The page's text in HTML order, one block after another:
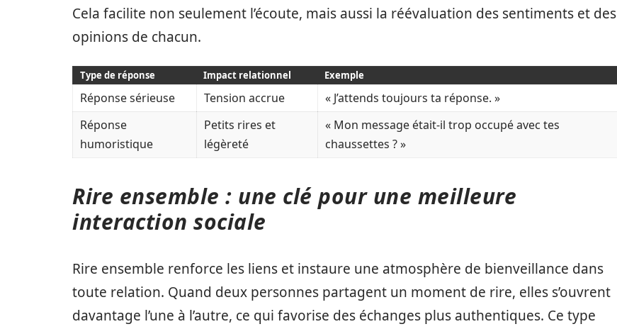
Cela facilite non seulement l’écoute, mais aussi la réévaluation des sentiments et des
opinions de chacun.
Type de réponse Impact relationnel Exemple
Réponse sérieuse Tension accrue
« J’attends toujours ta réponse. »
Réponse
humoristique
Petits rires et
légèreté
« Mon message était-il trop occupé avec tes
chaussettes ? »
Rire ensemble : une clé pour une meilleure
interaction sociale
Rire ensemble renforce les liens et instaure une atmosphère de bienveillance dans
toute relation. Quand deux personnes partagent un moment de rire, elles s’ouvrent
davantage l’une à l’autre, ce qui favorise des échanges plus authentiques. Ce type